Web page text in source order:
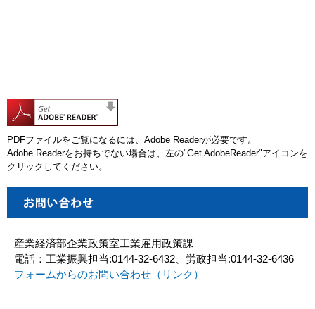
PDFファイルをご覧になるには、Adobe Readerが必要です。
Adobe Readerをお持ちでない場合は、左の"Get AdobeReader"アイコンを
クリックしてください。
産業経済部企業政策室工業雇用政策課
電話：工業振興担当:0144-32-6432、労政担当:0144-32-6436
フォームからのお問い合わせ（リンク）